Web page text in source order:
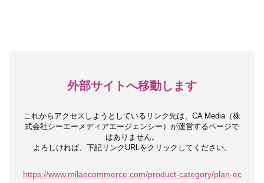
外部サイトへ移動します
これからアクセスしようとしているリンク先は、 CA Media（株
式会社シーエーメディアエージェンシー）が運営するページで
はありません。
よろしければ、下記リンクURLをクリックしてください。
https://www.milaecommerce.com/product-category/plan-ec